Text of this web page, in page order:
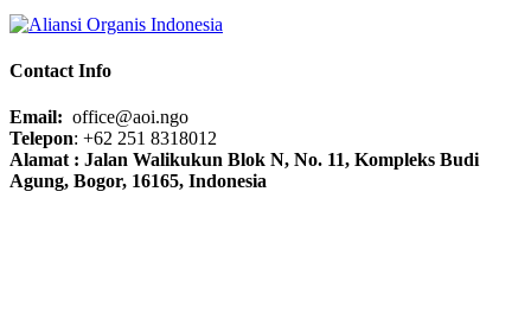
Contact Info
Email: office@aoi.ngo
Telepon: +62 251 8318012
Alamat : Jalan Walikukun Blok N, No. 11, Kompleks Budi
Agung, Bogor, 16165, Indonesia